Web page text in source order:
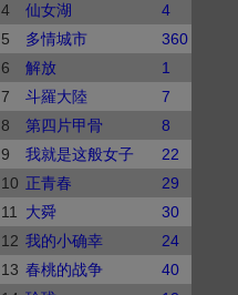
4
仙女湖
4
5
多情城市
360
6
解放
1
7
斗羅大陸
7
8
第四片甲骨
8
9
我就是这般女子
22
10 正青春
29
11
大舜
30
12 我的小确幸
24
13 春桃的战争
40